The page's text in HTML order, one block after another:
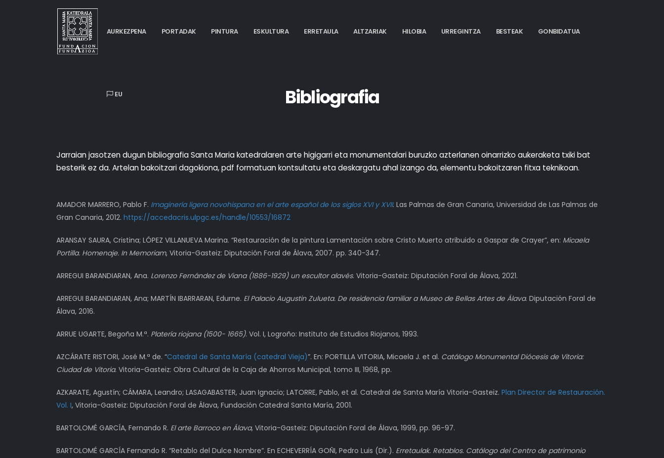
AURKEZPENA PORTADAK PINTURA ESKULTURA ERRETAULA ALTZARIAK HILOBIA URREGINTZA BESTEAK GONBIDATUA
EU Bibliografia
Jarraian jasotzen dugun bibliografia Santa Maria katedralaren arte higigarri eta monumentalari buruzko azterlanen oinarrizko aukeraketa txiki bat
besterik ez da. Artelan bakoitzari dagokiona, pdf formatuan kontsultatu eta deskargatu ahal izango da, elementu bakoitzaren fitxa teknikoan.
AMADOR MARRERO, Pablo F. Imaginería ligera novohispana en el arte español de los siglos XVI y XVII. Las Palmas de Gran Canaria, Universidad de Las Palmas de
Gran Canaria, 2012. https://accedacris.ulpgc.es/handle/10553/16872
ARANSAY SAURA, Cristina; LÓPEZ VILLANUEVA Marina. “Restauración de la pintura Lamentación sobre Cristo Muerto atribuido a Gaspar de Crayer”, en: Micaela
Portilla. Homenaje. In Memoriam, Vitoria-Gasteiz: Diputación Foral de Álava, 2007. pp. 340-347.
ARREGUI BARANDIARAN, Ana. Lorenzo Fernández de Viana (1886-1929) un escultor alavés. Vitoria-Gasteiz: Diputación Foral de Álava, 2021.
ARREGUI BARANDIARAN, Ana; MARTÍN IBARRARAN, Edurne. El Palacio Augustin Zulueta. De residencia familiar a Museo de Bellas Artes de Álava. Diputación Foral de
Álava, 2016.
ARRUE UGARTE, Begoña M.ª. Platería riojana(1500- 1665). Vol. I, Logroño: Instituto de Estudios Riojanos, 1993.
AZCÁRATE RISTORI, José M.ª de. “Catedral de Santa María (catedral Vieja)”. En: PORTILLA VITORIA, Micaela J. et al. Catálogo Monumental Diócesis de Vitoria:
Ciudad de Vitoria. Vitoria-Gasteiz: Obra Cultural de la Caja de Ahorros Municipal, tomo III, 1968, pp.
AZKARATE, Agustín; CÁMARA, Leandro; LASAGABASTER, Juan Ignacio; LATORRE, Pablo, et al. Catedral de Santa María Vitoria-Gasteiz. Plan Director de Restauración.
Vol. I, Vitoria-Gasteiz: Diputación Foral de Álava, Fundación Catedral Santa María, 2001.
BARTOLOMÉ GARCÍA, Fernando R. El arte Barroco en Álava, Vitoria-Gasteiz: Diputación Foral de Álava, 1999, pp. 96-97.
BARTOLOMÉ GARCÍA Fernando R. “Retablo del Dulce Nombre”. En ECHEVERRÍA GOÑI, Pedro Luis (Dir.). Erretaulak. Retablos. Catálogo del Centro de patrimonio